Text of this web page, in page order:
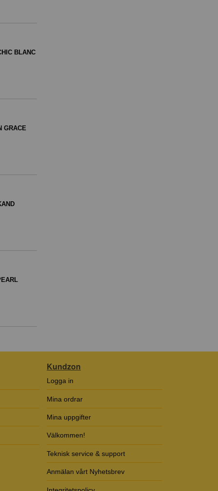
BLANC
GRACE
Kundzon
Logga in
Mina ordrar
Mina uppgifter
Välkommen!
Teknisk service & support
Anmälan vårt Nyhetsbrev